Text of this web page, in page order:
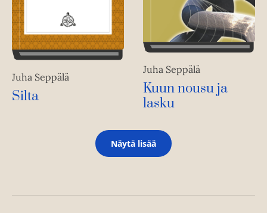
Juha Seppälä
Silta
Juha Seppälä
Kuun nousu ja
lasku
Näytä lisää